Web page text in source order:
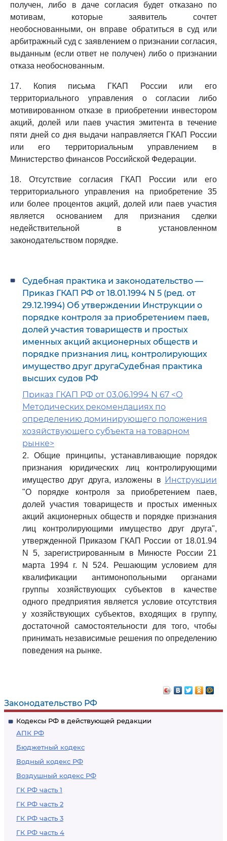
Законодательство РФ
Кодексы РФ в действующей редакции
АПК РФ
Бюджетный кодекс
Водный кодекс РФ
Воздушный кодекс РФ
ГК РФ часть 1
ГК РФ часть 2
ГК РФ часть 3
ГК РФ часть 4
получен, либо в даче согласия будет отказано по
мотивам, которые заявитель сочтет
необоснованными, он вправе обратиться в суд или
арбитражный суд с заявлением о признании согласия,
выданным (если ответ не получен) либо о признании
отказа необоснованным.
17. Копия письма ГКАП России или его
территориального управления о согласии либо
мотивированном отказе в приобретении инвестором
акций, долей или паев участия эмитента в течение
пяти дней со дня выдачи направляется ГКАП России
или его территориальным управлением в
Министерство финансов Российской Федерации.
18. Отсутствие согласия ГКАП России или его
территориального управления на приобретение 35
или более процентов акций, долей или паев участия
является основанием для признания сделки
недействительной в установленном
законодательством порядке.
Судебная практика и законодательство —
Приказ ГКАП РФ от 18.01.1994 N 5 (ред. от
29.12.1994) Об утверждении Инструкции о
порядке контроля за приобретением паев,
долей участия товариществ и простых
именных акций акционерных обществ и
порядке признания лиц, контролирующих
имущество друг другаСудебная практика
высших судов РФ
Приказ ГКАП РФ от 03.06.1994 N 67 <О
Методических рекомендациях по
определению доминирующего положения
хозяйствующего субъекта на товарном
рынке>
2. Общие принципы, устанавливающие порядок
признания юридических лиц контролирующими
имущество друг друга, изложены в Инструкции
"О порядке контроля за приобретением паев,
долей участия товариществ и простых именных
акций акционерных обществ и порядке признания
лиц контролирующими имущество друг друга",
утвержденной Приказом ГКАП России от 18.01.94
N 5, зарегистрированным в Минюсте России 21
марта 1994 г. N 524. Решающим условием для
квалификации антимонопольными органами
группы хозяйствующих субъектов в качестве
одного предприятия является условие отсутствия
у хозяйствующих субъектов, входящих в группу,
достаточной самостоятельности для того, чтобы
принимать независимые решения по определению
поведения на рынке.